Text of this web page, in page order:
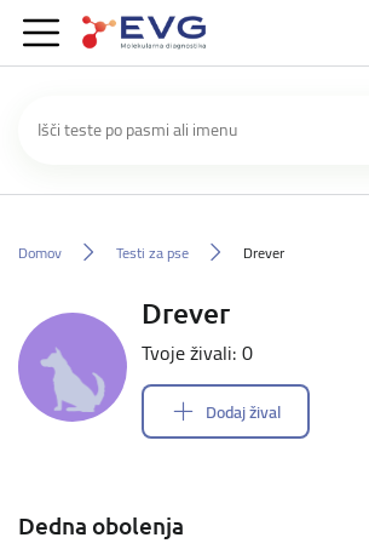
Domov Testi za pse Drever
Drever
Tvoje živali: 0
Dodaj žival
Dedna obolenja